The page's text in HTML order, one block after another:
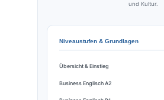
und Kultur.
Niveaustufen & Grundlagen
Übersicht & Einstieg
Business Englisch A2